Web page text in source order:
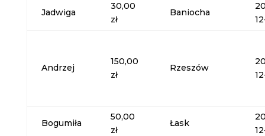
Jadwiga
30,00
zł
Baniocha
Andrzej
150,00
zł
Rzeszów
Bogumiła
50,00
zł
Łask